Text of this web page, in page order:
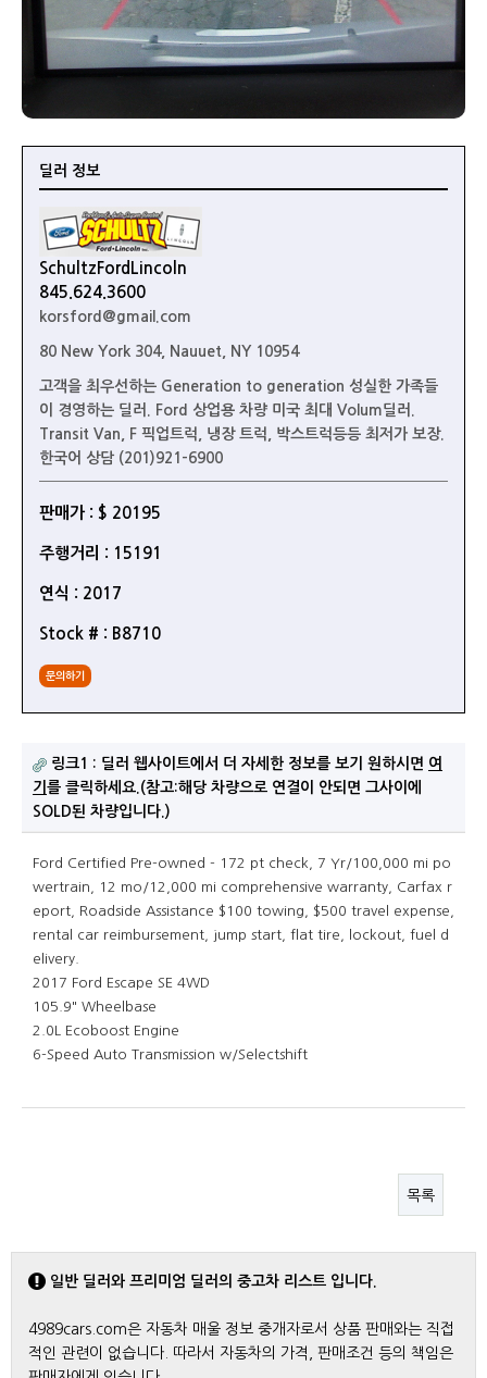
딜러 정보
SchultzFordLincoln
845.624.3600
korsford@gmail.com
80 New York 304, Nauuet, NY 10954
고객을 최우선하는 Generation to generation 성실한 가족들
이 경영하는 딜러. Ford 상업용 차량 미국 최대 Volum딜러.
Transit Van, F 픽업트럭, 냉장 트럭, 박스트럭등등 최저가 보장.
한국어 상담 (201)921-6900
판매가 : $ 20195
주행거리 : 15191
연식 : 2017
Stock # : B8710
문의하기
링크1 : 딜러 웹사이트에서 더 자세한 정보를 보기 원하시면 여
기 를 클릭하세요.(참고:해당 차량으로 연결이 안되면 그사이에
SOLD된 차량입니다.)
Ford Certified Pre-owned - 172 pt check, 7 Yr/100,000 mi po
wertrain, 12 mo/12,000 mi comprehensive warranty, Carfax r
eport, Roadside Assistance $100 towing, $500 travel expense,
rental car reimbursement, jump start, flat tire, lockout, fuel d
elivery.
2017 Ford Escape SE 4WD
105.9" Wheelbase
2.0L Ecoboost Engine
6-Speed Auto Transmission w/Selectshift
목록
일반 딜러와 프리미엄 딜러의 중고차 리스트 입니다.
4989cars.com은 자동차 매울 정보 중개자로서 상품 판매와는 직접
적인 관련이 없습니다. 따라서 자동차의 가격, 판매조건 등의 책임은